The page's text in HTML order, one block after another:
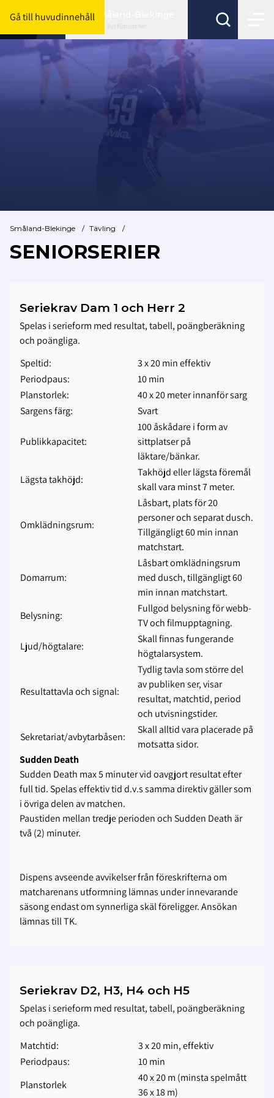
Gå till huvudinnehållSmåland-Blekinge
Byt förbund här
Småland-Blekinge / Tävling /
SENIORSERIER
Seriekrav Dam 1 och Herr 2
Spelas i serieform med resultat, tabell, poängberäkning
och poängliga.
Speltid:
3 x 20 min effektiv
Periodpaus:
10 min
Planstorlek:
40 x 20 meter innanför sarg
Sargens färg:
Svart
Publikkapacitet:
100 åskådare i form av
sittplatser på
läktare/bänkar.
Lägsta takhöjd:
Takhöjd eller lägsta föremål
skall vara minst 7 meter.
Omklädningsrum:
Låsbart, plats för 20
personer och separat dusch.
Tillgängligt 60 min innan
matchstart.
Domarrum:
Låsbart omklädningsrum
med dusch, tillgängligt 60
min innan matchstart.
Belysning:
Fullgod belysning för webb-
TV och filmupptagning.
Ljud/högtalare:
Skall finnas fungerande
högtalarsystem.
Resultattavla och signal:
Tydlig tavla som större del
av publiken ser, visar
resultat, matchtid, period
och utvisningstider.
Sekretariat/avbytarbåsen:
Skall alltid vara placerade på
motsatta sidor.
Sudden Death
Sudden Death max 5 minuter vid oavgjort resultat efter
full tid. Spelas effektiv tid d.v.s samma direktiv gäller som
i övriga delen av matchen.
Paustiden mellan tredje perioden och Sudden Death är
två (2) minuter.
Dispens avseende avvikelser från föreskrifterna om
matcharenans utformning lämnas under innevarande
säsong endast om synnerliga skäl föreligger. Ansökan
lämnas till TK.
Seriekrav D2, H3, H4 och H5
Spelas i serieform med resultat, tabell, poängberäkning
och poängliga.
Matchtid:
3 x 20 min, effektiv
Periodpaus:
10 min
Planstorlek
40 x 20 m (minsta spelmått
36 x 18 m)